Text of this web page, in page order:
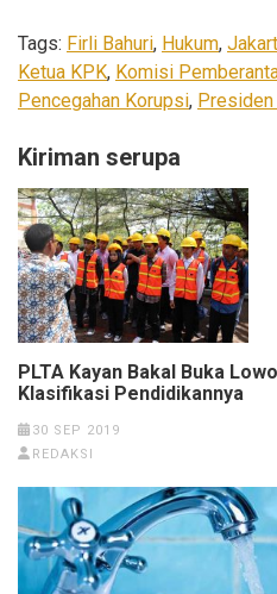
Tags: Firli Bahuri, Hukum,
Ketua KPK, Komisi
Pencegahan Korupsi,
Kiriman serupa
PLTA Kayan Bakal Buka
Klasifikasi Pendidikannya
30 SEP 2019
REDAKSI